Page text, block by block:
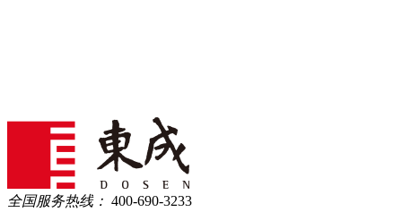
全国服务热线： 400-690-3233